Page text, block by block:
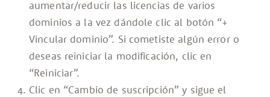
aumentar/reducir las licencias de varios
dominios a la vez dándole clic al botón “+
Vincular dominio”. Si cometiste algún error o
deseas reiniciar la modificación, clic en
“Reiniciar”.
Clic en “Cambio de suscripción” y sigue el